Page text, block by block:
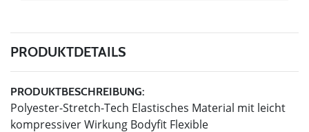
PRODUKTDETAILS
PRODUKTBESCHREIBUNG:
Polyester-Stretch-Tech Elastisches Material mit leicht
kompressiver Wirkung Bodyfit Flexible